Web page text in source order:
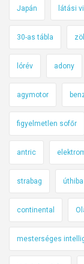
Japán látási
30-as tábla
lórév adony
agymotor
figyelmetlen sofőr
antric
strabag úthiba
continental
mesterséges